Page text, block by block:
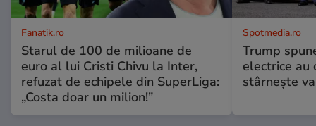
Fanatik.ro
Starul de 100 de milioane de
euro al lui Cristi Chivu la Inter,
refuzat de echipele din SuperLiga:
„Costa doar un milion!”
Spotmedia.ro
Trump
electrice au
stârnește